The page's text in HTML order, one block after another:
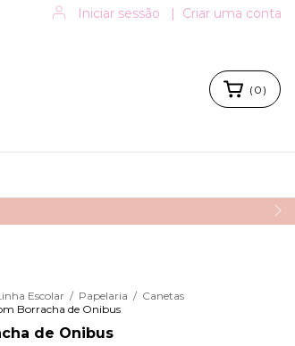
Iniciar sessão | Criar uma conta
( 0 )
Escolar / Papelaria / Canetas
Borracha de Onibus
de Onibus